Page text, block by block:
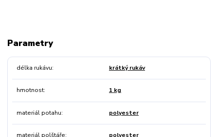
Parametry
délka rukávu krátký rukáv
hmotnost 1 kg
materiál potahu polyester
materiál polštáře polyester